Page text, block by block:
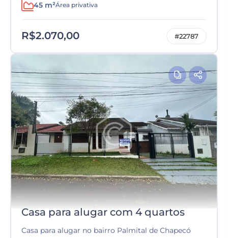
45 m²Área privativa
R$2.070,00 #22787
Casa para alugar com 4 quartos
Casa para alugar no bairro Palmital de Chapecó